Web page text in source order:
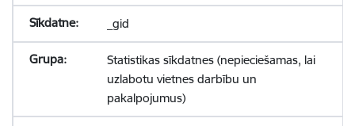
_gid
Statistikas sīkdatnes (nepieciešamas, lai
uzlabotu vietnes darbību un
pakalpojumus)